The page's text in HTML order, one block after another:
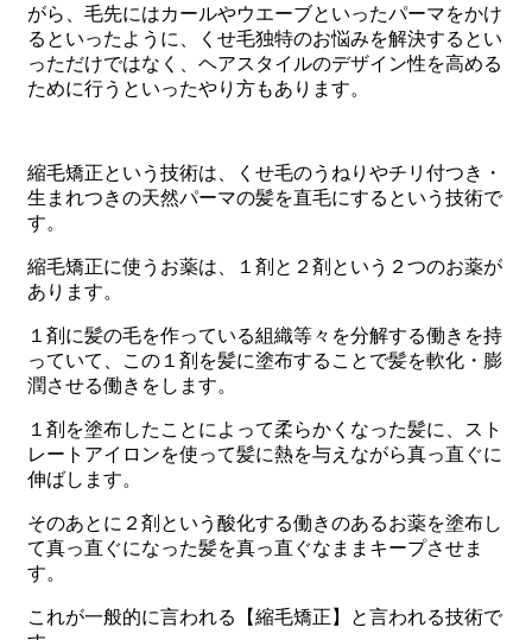
がら、毛先にはカールやウエーブといったパーマをかけ
るといったように、くせ毛独特のお悩みを解決するとい
っただけではなく、ヘアスタイルのデザイン性を高める
ために行うといったやり方もあります。
縮毛矯正という技術は、くせ毛のうねりやチリ付つき・
生まれつきの天然パーマの髪を直毛にするという技術で
す。
縮毛矯正に使うお薬は、１剤と２剤という２つのお薬が
あります。
１剤に髪の毛を作っている組織等々を分解する働きを持
っていて、この１剤を髪に塗布することで髪を軟化・膨
潤させる働きをします。
１剤を塗布したことによって柔らかくなった髪に、スト
レートアイロンを使って髪に熱を与えながら真っ直ぐに
伸ばします。
そのあとに２剤という酸化する働きのあるお薬を塗布し
て真っ直ぐになった髪を真っ直ぐなままキープさせま
す。
これが一般的に言われる【縮毛矯正】と言われる技術で